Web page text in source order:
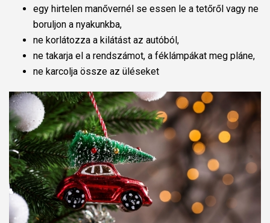
egy hirtelen manővernél se essen le a tetőről vagy ne
boruljon a nyakunkba,
ne korlátozza a kilátást az autóból,
ne takarja el a rendszámot, a féklámpákat meg pláne,
ne karcolja össze az üléseket